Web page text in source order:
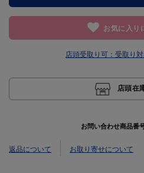
お気に入り
店頭受取り可： 受取り
店頭在
お問い合わせ商品番
返品について お取り寄せについて